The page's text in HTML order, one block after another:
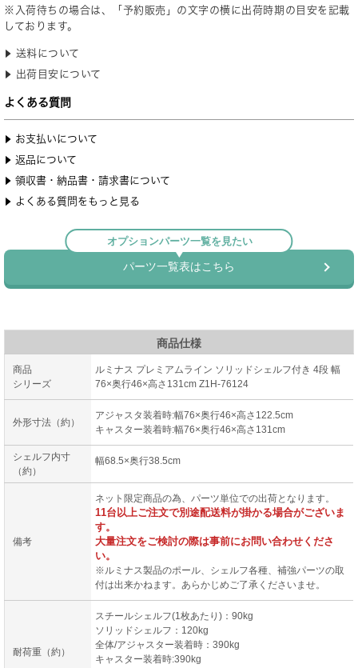
商品仕様
商品
シリーズ
ルミナス プレミアムライン ソリッドシェルフ付き 4段 幅
76×奥行46×高さ131cm Z1H-76124
外形寸法（約）
アジャスタ装着時:幅76×奥行46×高さ122.5cm
キャスター装着時:幅76×奥行46×高さ131cm
シェルフ内寸
（約）
幅68.5×奥行38.5cm
備考
ネット限定商品の為、パーツ単位での出荷となります。
11台以上ご注文で別途配送料が掛かる場合がございま
す。
大量注文をご検討の際は事前にお問い合わせくださ
い。
※ルミナス製品のポール、シェルフ各種、補強パーツの取
付は出来かねます。あらかじめご了承くださいませ。
耐荷重（約）
スチールシェルフ(1枚あたり)：90kg
ソリッドシェルフ：120kg
全体/アジャスター装着時：390kg
キャスター装着時:390kg